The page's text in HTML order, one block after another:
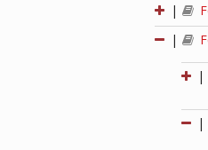
|
|
|
|